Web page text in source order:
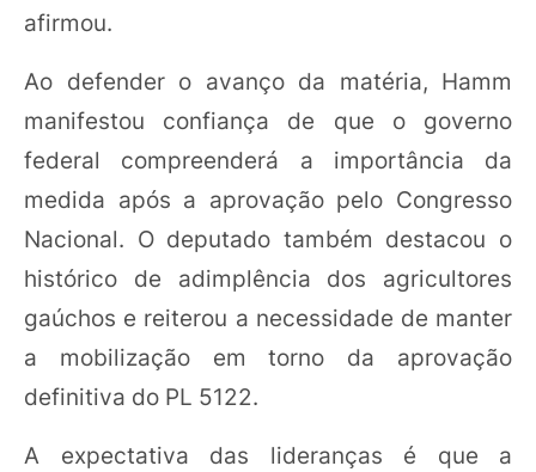
afirmou.
Ao defender o avanço da matéria, Hamm
manifestou confiança de que o governo
federal compreenderá a importância da
medida após a aprovação pelo Congresso
Nacional. O deputado também destacou o
histórico de adimplência dos agricultores
gaúchos e reiterou a necessidade de manter
a mobilização em torno da aprovação
definitiva do PL 5122.
A expectativa das lideranças é que a